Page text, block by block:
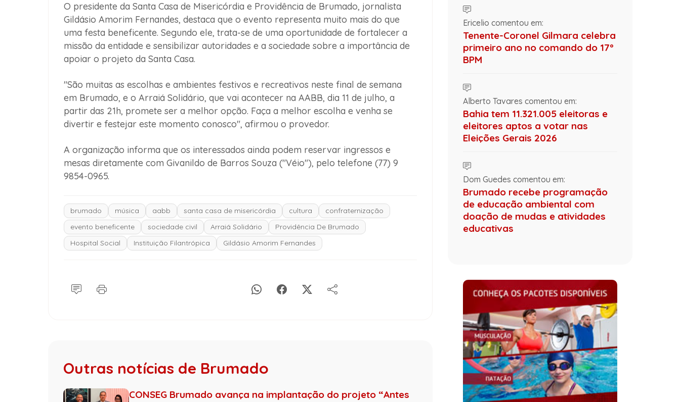
O presidente da Santa Casa de Misericórdia e Providência de Brumado, jornalista
Gildásio Amorim Fernandes, destaca que o evento representa muito mais do que
uma festa beneficente. Segundo ele, trata-se de uma oportunidade de fortalecer a
missão da entidade e sensibilizar autoridades e a sociedade sobre a importância de
apoiar o projeto da Santa Casa.
"São muitas as escolhas e ambientes festivos e recreativos neste final de semana
em Brumado, e o Arraiá Solidário, que vai acontecer na AABB, dia 11 de julho, a
partir das 21h, promete ser a melhor opção. Faça a melhor escolha e venha se
divertir e festejar este momento conosco", afirmou o provedor.
A organização informa que os interessados ainda podem reservar ingressos e
mesas diretamente com Givanildo de Barros Souza ("Véio"), pelo telefone (77) 9
9854-0965.
brumado música aabb santa casa de misericórdia cultura
confraternização
evento beneficente
sociedade civil Arraiá Solidário
Providência De Brumado
Hospital Social
Instituição Filantrópica Gildásio Amorim Fernandes
Outras notícias de Brumado
CONSEG Brumado avança na implantação do projeto “Antes
Ericelio comentou em:
Tenente-Coronel Gilmara celebra
primeiro ano no comando do 17º
BPM
Alberto Tavares comentou em:
Bahia tem 11.321.005 eleitoras e
eleitores aptos a votar nas
Eleições Gerais 2026
Dom Guedes comentou em:
Brumado recebe programação
de educação ambiental com
doação de mudas e atividades
educativas